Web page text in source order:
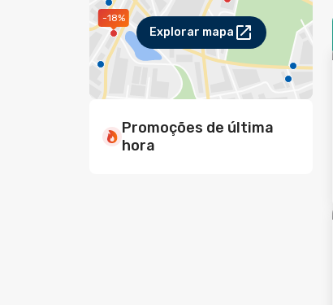
-18%
Explorar mapa
Promoções de última
hora